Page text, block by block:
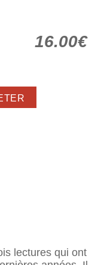
16.00€
lectures qui ont